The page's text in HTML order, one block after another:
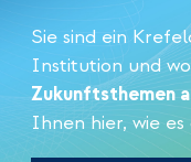
Sie sind ein
Institution und
Zukunftsthemen
Ihnen hier, wie